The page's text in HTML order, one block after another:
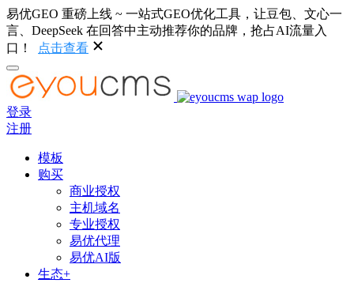
易优GEO 重磅上线 ~ 一站式GEO优化工具，让豆包、文心一
言、DeepSeek 在回答中主动推荐你的品牌，抢占AI流量入
口！
点击查看
登录
注册
模板
购买
商业授权
主机域名
专业授权
易优代理
易优AI版
生态+